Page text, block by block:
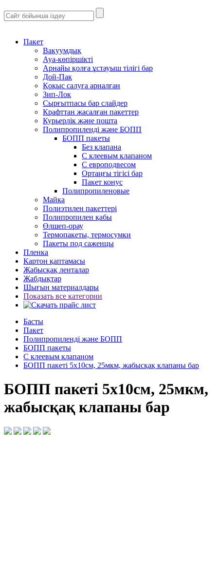
Пакет
Вакуумдық
Ауа-көпіршікті
Арнайы қолға ұстауыш тілігі бар
Дой-Пак
Қоқыс салуға арналған
Зип-Лок
Сырғытпасы бар слайдер
Крафттан жасалған пакеттер
Курьерлік және пошта
Полипропиленді және БОПП
БОПП пакеты
Без клапана
С клеевым клапаном
С европодвесом
Ортаңғы тігісі бар
Пакет конус
Полипропиленовые
Майка
Полиэтилен пакеттері
Полипропилен қабы
Өлшеп-орау
Термопакеты, термосумки
Пакеты под саженцы
Пленка
Картон қаптамасы
Жабысқақ ленталар
Жабдықтар
Шығын материалдары
Показать все категории
Басты
Пакет
Полипропиленді және БОПП
БОПП пакеты
С клеевым клапаном
БОПП пакеті 5х10см, 25мкм, жабысқақ клапаны бар
БОПП пакеті 5х10см, 25мкм,
жабысқақ клапаны бар